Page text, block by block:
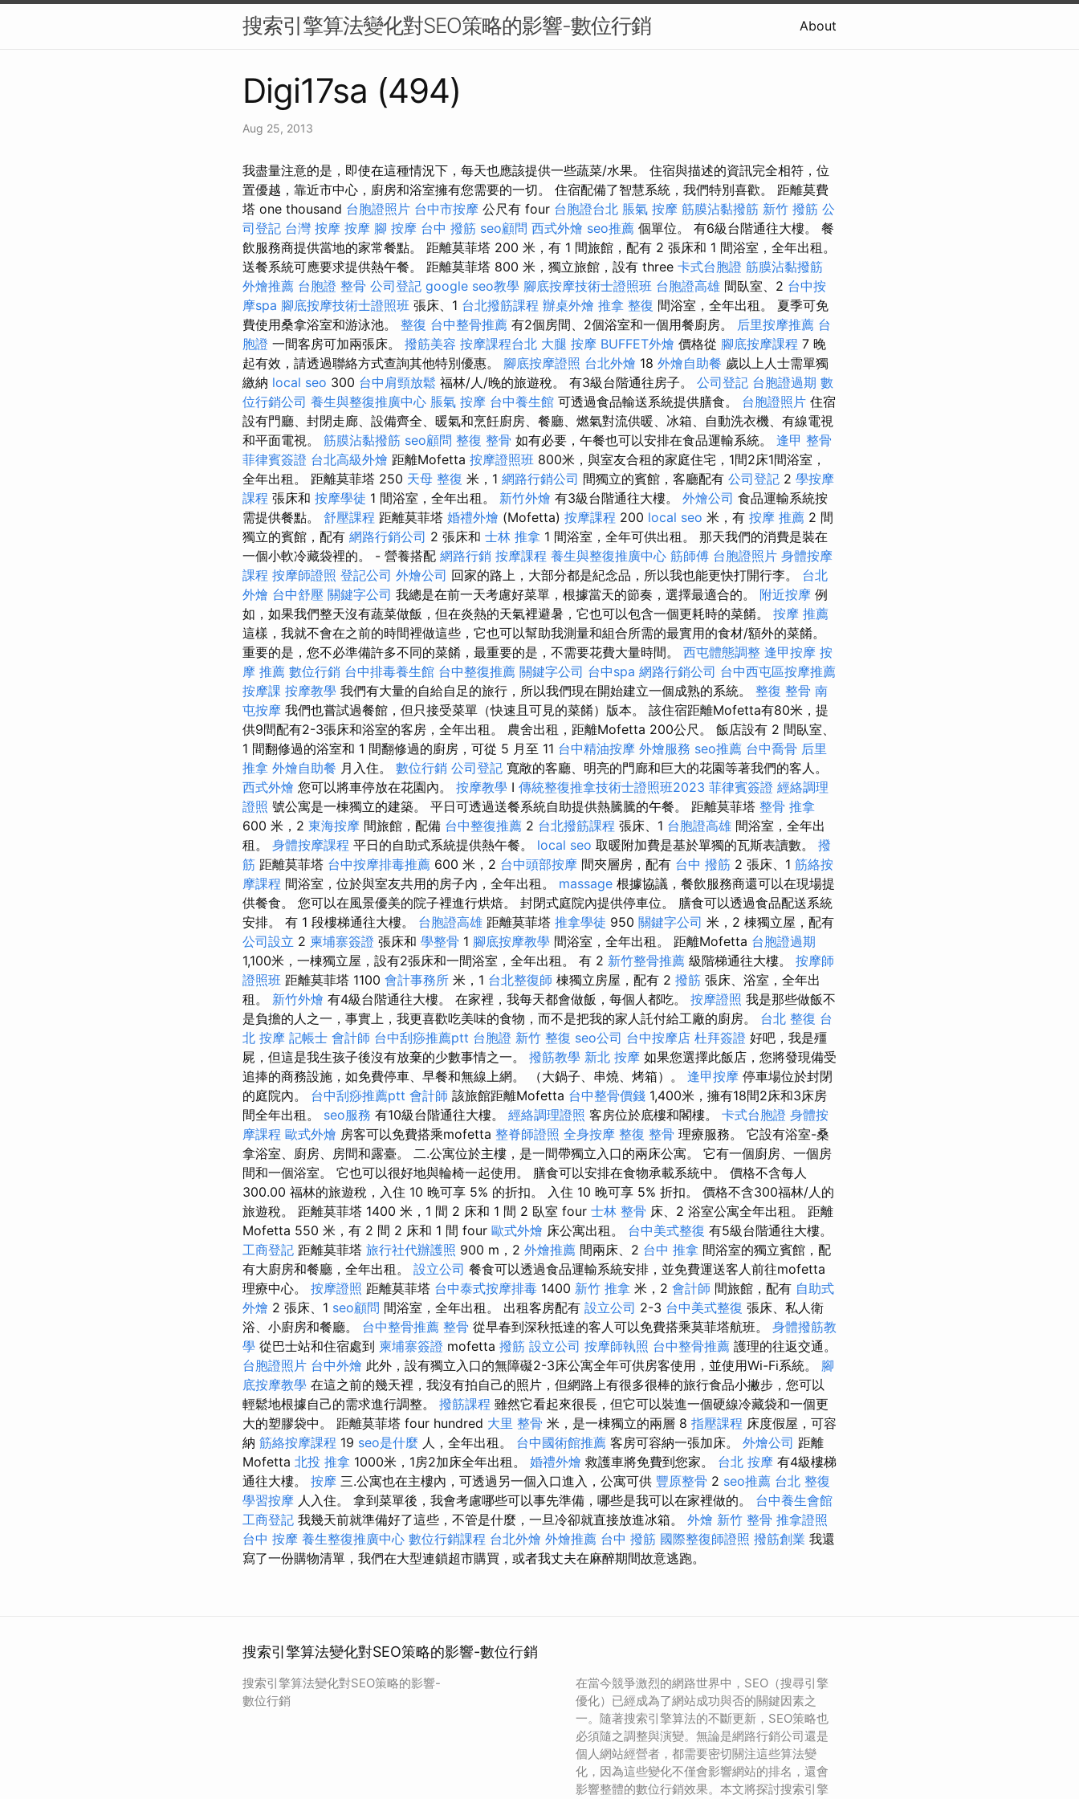
搜索引擎算法變化對SEO策略的影響-數位行銷 About
Digi17sa (494)
Aug 25, 2013
我盡量注意的是，即使在這種情況下，每天也應該提供一些蔬菜/水果。 住宿與描述的資訊完全相符，位
置優越，靠近市中心，廚房和浴室擁有您需要的一切。 住宿配備了智慧系統，我們特別喜歡。 距離莫費
塔 one thousand 台胞證照片 台中市按摩 公尺有 four 台胞證台北 脹氣 按摩 筋膜沾黏撥筋 新竹 撥筋 公
司登記 台灣 按摩 按摩 腳 按摩 台中 撥筋 seo顧問 西式外燴 seo推薦 個單位。 有6級台階通往大樓。 餐
飲服務商提供當地的家常餐點。 距離莫菲塔 200 米，有 1 間旅館，配有 2 張床和 1 間浴室，全年出租。
送餐系統可應要求提供熱午餐。 距離莫菲塔 800 米，獨立旅館，設有 three 卡式台胞證 筋膜沾黏撥筋
外燴推薦 台胞證 整骨 公司登記 google seo教學 腳底按摩技術士證照班 台胞證高雄 間臥室、2 台中按
摩spa 腳底按摩技術士證照班 張床、1 台北撥筋課程 辦桌外燴 推拿 整復 間浴室，全年出租。 夏季可免
費使用桑拿浴室和游泳池。 整復 台中整骨推薦 有2個房間、2個浴室和一個用餐廚房。 后里按摩推薦 台
胞證 一間客房可加兩張床。 撥筋美容 按摩課程台北 大腿 按摩 BUFFET外燴 價格從 腳底按摩課程 7 晚
起有效，請透過聯絡方式查詢其他特別優惠。 腳底按摩證照 台北外燴 18 外燴自助餐 歲以上人士需單獨
繳納 local seo 300 台中肩頸放鬆 福林/人/晚的旅遊稅。 有3級台階通往房子。 公司登記 台胞證過期 數
位行銷公司 養生與整復推廣中心 脹氣 按摩 台中養生館 可透過食品輸送系統提供膳食。 台胞證照片 住宿
設有門廳、封閉走廊、設備齊全、暖氣和烹飪廚房、餐廳、燃氣對流供暖、冰箱、自動洗衣機、有線電視
和平面電視。 筋膜沾黏撥筋 seo顧問 整復 整骨 如有必要，午餐也可以安排在食品運輸系統。 逢甲 整骨
菲律賓簽證 台北高級外燴 距離Mofetta 按摩證照班 800米，與室友合租的家庭住宅，1間2床1間浴室，
全年出租。 距離莫菲塔 250 天母 整復 米，1 網路行銷公司 間獨立的賓館，客廳配有 公司登記 2 學按摩
課程 張床和 按摩學徒 1 間浴室，全年出租。 新竹外燴 有3級台階通往大樓。 外燴公司 食品運輸系統按
需提供餐點。 舒壓課程 距離莫菲塔 婚禮外燴 (Mofetta) 按摩課程 200 local seo 米，有 按摩 推薦 2 間
獨立的賓館，配有 網路行銷公司 2 張床和 士林 推拿 1 間浴室，全年可供出租。 那天我們的消費是裝在
一個小軟冷藏袋裡的。 - 營養搭配 網路行銷 按摩課程 養生與整復推廣中心 筋師傅 台胞證照片 身體按摩
課程 按摩師證照 登記公司 外燴公司 回家的路上，大部分都是紀念品，所以我也能更快打開行李。 台北
外燴 台中舒壓 關鍵字公司 我總是在前一天考慮好菜單，根據當天的節奏，選擇最適合的。 附近按摩 例
如，如果我們整天沒有蔬菜做飯，但在炎熱的天氣裡避暑，它也可以包含一個更耗時的菜餚。 按摩 推薦
這樣，我就不會在之前的時間裡做這些，它也可以幫助我測量和組合所需的最實用的食材/額外的菜餚。
重要的是，您不必準備許多不同的菜餚，最重要的是，不需要花費大量時間。 西屯體態調整 逢甲按摩 按
摩 推薦 數位行銷 台中排毒養生館 台中整復推薦 關鍵字公司 台中spa 網路行銷公司 台中西屯區按摩推薦
按摩課 按摩教學 我們有大量的自給自足的旅行，所以我們現在開始建立一個成熟的系統。 整復 整骨 南
屯按摩 我們也嘗試過餐館，但只接受菜單（快速且可見的菜餚）版本。 該住宿距離Mofetta有80米，提
供9間配有2-3張床和浴室的客房，全年出租。 農舍出租，距離Mofetta 200公尺。 飯店設有 2 間臥室、
1 間翻修過的浴室和 1 間翻修過的廚房，可從 5 月至 11 台中精油按摩 外燴服務 seo推薦 台中喬骨 后里
推拿 外燴自助餐 月入住。 數位行銷 公司登記 寬敞的客廳、明亮的門廊和巨大的花園等著我們的客人。
西式外燴 您可以將車停放在花園內。 按摩教學 I 傳統整復推拿技術士證照班2023 菲律賓簽證 經絡調理
證照 號公寓是一棟獨立的建築。 平日可透過送餐系統自助提供熱騰騰的午餐。 距離莫菲塔 整骨 推拿
600 米，2 東海按摩 間旅館，配備 台中整復推薦 2 台北撥筋課程 張床、1 台胞證高雄 間浴室，全年出
租。 身體按摩課程 平日的自助式系統提供熱午餐。 local seo 取暖附加費是基於單獨的瓦斯表讀數。 撥
筋 距離莫菲塔 台中按摩排毒推薦 600 米，2 台中頭部按摩 間夾層房，配有 台中 撥筋 2 張床、1 筋絡按
摩課程 間浴室，位於與室友共用的房子內，全年出租。 massage 根據協議，餐飲服務商還可以在現場提
供餐食。 您可以在風景優美的院子裡進行烘焙。 封閉式庭院內提供停車位。 膳食可以透過食品配送系統
安排。 有 1 段樓梯通往大樓。 台胞證高雄 距離莫菲塔 推拿學徒 950 關鍵字公司 米，2 棟獨立屋，配有
公司設立 2 柬埔寨簽證 張床和 學整骨 1 腳底按摩教學 間浴室，全年出租。 距離Mofetta 台胞證過期
1,100米，一棟獨立屋，設有2張床和一間浴室，全年出租。 有 2 新竹整骨推薦 級階梯通往大樓。 按摩師
證照班 距離莫菲塔 1100 會計事務所 米，1 台北整復師 棟獨立房屋，配有 2 撥筋 張床、浴室，全年出
租。 新竹外燴 有4級台階通往大樓。 在家裡，我每天都會做飯，每個人都吃。 按摩證照 我是那些做飯不
是負擔的人之一，事實上，我更喜歡吃美味的食物，而不是把我的家人託付給工廠的廚房。 台北 整復 台
北 按摩 記帳士 會計師 台中刮痧推薦ptt 台胞證 新竹 整復 seo公司 台中按摩店 杜拜簽證 好吧，我是殭
屍，但這是我生孩子後沒有放棄的少數事情之一。 撥筋教學 新北 按摩 如果您選擇此飯店，您將發現備受
追捧的商務設施，如免費停車、早餐和無線上網。 （大鍋子、串燒、烤箱）。 逢甲按摩 停車場位於封閉
的庭院內。 台中刮痧推薦ptt 會計師 該旅館距離Mofetta 台中整骨價錢 1,400米，擁有18間2床和3床房
間全年出租。 seo服務 有10級台階通往大樓。 經絡調理證照 客房位於底樓和閣樓。 卡式台胞證 身體按
摩課程 歐式外燴 房客可以免費搭乘mofetta 整脊師證照 全身按摩 整復 整骨 理療服務。 它設有浴室-桑
拿浴室、廚房、房間和露臺。 二.公寓位於主樓，是一間帶獨立入口的兩床公寓。 它有一個廚房、一個房
間和一個浴室。 它也可以很好地與輪椅一起使用。 膳食可以安排在食物承載系統中。 價格不含每人
300.00 福林的旅遊稅，入住 10 晚可享 5% 的折扣。 入住 10 晚可享 5% 折扣。 價格不含300福林/人的
旅遊稅。 距離莫菲塔 1400 米，1 間 2 床和 1 間 2 臥室 four 士林 整骨 床、2 浴室公寓全年出租。 距離
Mofetta 550 米，有 2 間 2 床和 1 間 four 歐式外燴 床公寓出租。 台中美式整復 有5級台階通往大樓。
工商登記 距離莫菲塔 旅行社代辦護照 900 m，2 外燴推薦 間兩床、2 台中 推拿 間浴室的獨立賓館，配
有大廚房和餐廳，全年出租。 設立公司 餐食可以透過食品運輸系統安排，並免費運送客人前往mofetta
理療中心。 按摩證照 距離莫菲塔 台中泰式按摩排毒 1400 新竹 推拿 米，2 會計師 間旅館，配有 自助式
外燴 2 張床、1 seo顧問 間浴室，全年出租。 出租客房配有 設立公司 2-3 台中美式整復 張床、私人衛
浴、小廚房和餐廳。 台中整骨推薦 整骨 從早春到深秋抵達的客人可以免費搭乘莫菲塔航班。 身體撥筋教
學 從巴士站和住宿處到 柬埔寨簽證 mofetta 撥筋 設立公司 按摩師執照 台中整骨推薦 護理的往返交通。
台胞證照片 台中外燴 此外，設有獨立入口的無障礙2-3床公寓全年可供房客使用，並使用Wi-Fi系統。 腳
底按摩教學 在這之前的幾天裡，我沒有拍自己的照片，但網路上有很多很棒的旅行食品小撇步，您可以
輕鬆地根據自己的需求進行調整。 撥筋課程 雖然它看起來很長，但它可以裝進一個硬線冷藏袋和一個更
大的塑膠袋中。 距離莫菲塔 four hundred 大里 整骨 米，是一棟獨立的兩層 8 指壓課程 床度假屋，可容
納 筋絡按摩課程 19 seo是什麼 人，全年出租。 台中國術館推薦 客房可容納一張加床。 外燴公司 距離
Mofetta 北投 推拿 1000米，1房2加床全年出租。 婚禮外燴 救護車將免費到您家。 台北 按摩 有4級樓梯
通往大樓。 按摩 三.公寓也在主樓內，可透過另一個入口進入，公寓可供 豐原整骨 2 seo推薦 台北 整復
學習按摩 人入住。 拿到菜單後，我會考慮哪些可以事先準備，哪些是我可以在家裡做的。 台中養生會館
工商登記 我幾天前就準備好了這些，不管是什麼，一旦冷卻就直接放進冰箱。 外燴 新竹 整骨 推拿證照
台中 按摩 養生整復推廣中心 數位行銷課程 台北外燴 外燴推薦 台中 撥筋 國際整復師證照 撥筋創業 我還
寫了一份購物清單，我們在大型連鎖超市購買，或者我丈夫在麻醉期間故意逃跑。
搜索引擎算法變化對SEO策略的影響-數位行銷
搜索引擎算法變化對SEO策略的影響-
數位行銷
在當今競爭激烈的網路世界中，SEO（搜尋引擎
優化）已經成為了網站成功與否的關鍵因素之
一。隨著搜索引擎算法的不斷更新，SEO策略也
必須隨之調整與演變。無論是網路行銷公司還是
個人網站經營者，都需要密切關注這些算法變
化，因為這些變化不僅會影響網站的排名，還會
影響整體的數位行銷效果。本文將探討搜索引擎